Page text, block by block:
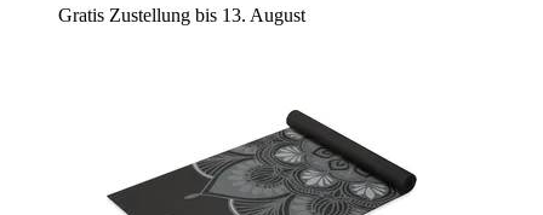
Gratis Zustellung bis 13. August